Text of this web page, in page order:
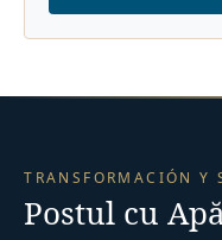
TRANSFORMACIÓN Y
Postul cu